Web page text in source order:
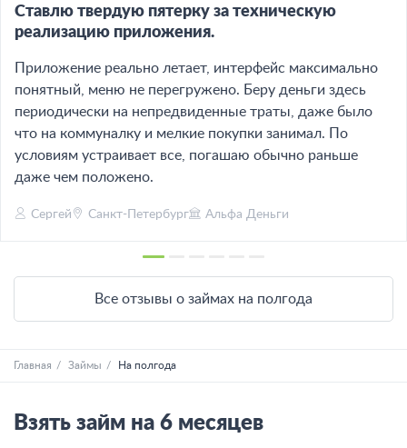
Ставлю твердую пятерку за техническую
реализацию приложения.
Приложение реально летает, интерфейс максимально
понятный, меню не перегружено. Беру деньги здесь
периодически на непредвиденные траты, даже было
что на коммуналку и мелкие покупки занимал. По
условиям устраивает все, погашаю обычно раньше
даже чем положено.
Сергей Санкт-Петербург Альфа Деньги
Все отзывы о займах на полгода
Главная Займы На полгода
Взять займ на 6 месяцев